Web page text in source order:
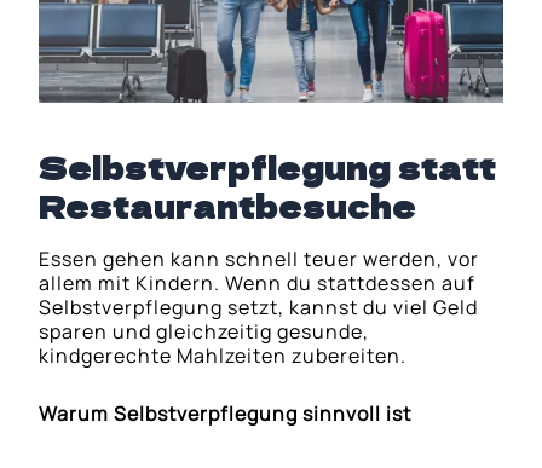
Selbstverpflegung statt
Restaurantbesuche
Essen gehen kann schnell teuer werden, vor
allem mit Kindern. Wenn du stattdessen auf
Selbstverpflegung setzt, kannst du viel Geld
sparen und gleichzeitig gesunde,
kindgerechte Mahlzeiten zubereiten.
Warum Selbstverpflegung sinnvoll ist